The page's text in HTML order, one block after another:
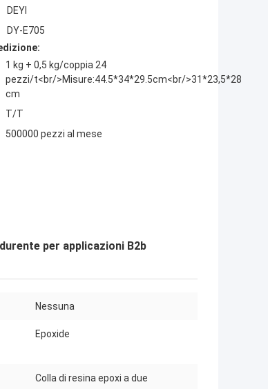
DEYI
DY-E705
1 kg + 0,5 kg/coppia 24
pezzi/t<br/>Misure:44.5*34*29.5cm<br/>31*23,5*28
cm
T/T
500000 pezzi al mese
per applicazioni B2b
Nessuna
Epoxide
Colla di resina epoxi a due